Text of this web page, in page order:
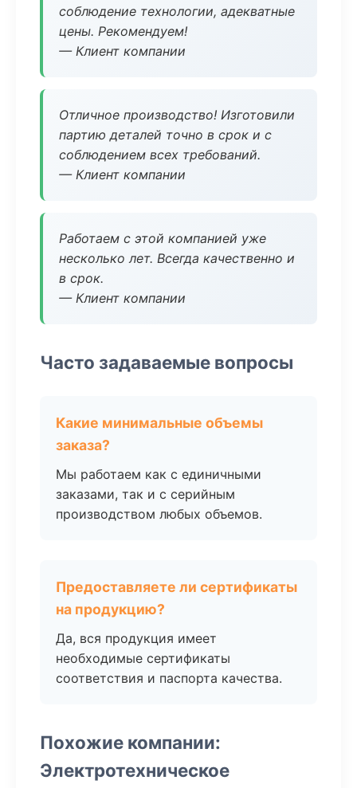
соблюдение технологии, адекватные
цены. Рекомендуем!
— Клиент компании
Отличное производство! Изготовили
партию деталей точно в срок и с
соблюдением всех требований.
— Клиент компании
Работаем с этой компанией уже
несколько лет. Всегда качественно и
в срок.
— Клиент компании
Часто задаваемые вопросы
Какие минимальные объемы
заказа?
Мы работаем как с единичными
заказами, так и с серийным
производством любых объемов.
Предоставляете ли сертификаты
на продукцию?
Да, вся продукция имеет
необходимые сертификаты
соответствия и паспорта качества.
Похожие компании:
Электротехническое